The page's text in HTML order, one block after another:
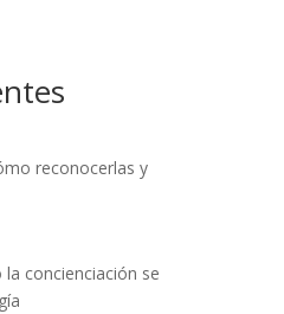
reconocerlas y
concienciación se